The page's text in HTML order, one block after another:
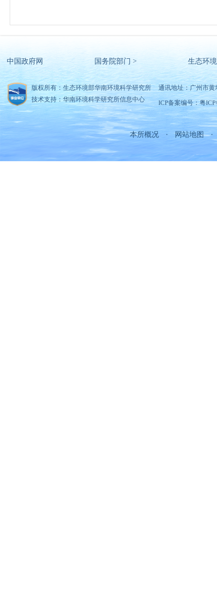
中国政府网 国务院部门 > 生态环
版权所有：生态环境部华南环境科学研究所
技术支持：华南环境科学研究所信息中心
通讯地址：广州市
ICP备案编号：粤
本所概况 · 网站地图 ·